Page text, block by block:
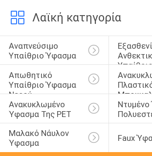
Λαϊκή κατηγορία
Αναπνεύσιμο
Υπαίθριο Ύφασμα
Απωθητικό
Υπαίθριο Ύφασμα
Νερού
Ανακυκλωμένο
Ύφασμα Της PET
Μαλακό Νάυλον
Ύφασμα
Faux